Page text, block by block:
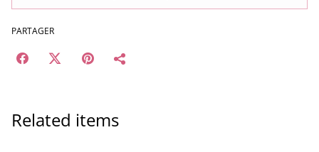
PARTAGER
Related items